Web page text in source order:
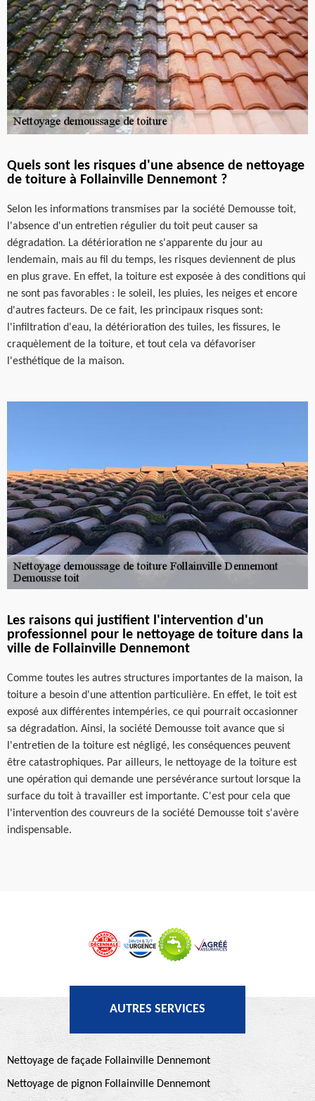
Quels sont les risques d'une absence de nettoyage
de toiture à Follainville Dennemont ?
Selon les informations transmises par la société Demousse toit,
l'absence d'un entretien régulier du toit peut causer sa
dégradation. La détérioration ne s'apparente du jour au
lendemain, mais au fil du temps, les risques deviennent de plus
en plus grave. En effet, la toiture est exposée à des conditions qui
ne sont pas favorables : le soleil, les pluies, les neiges et encore
d'autres facteurs. De ce fait, les principaux risques sont:
l'infiltration d'eau, la détérioration des tuiles, les fissures, le
craquèlement de la toiture, et tout cela va défavoriser
l'esthétique de la maison.
Les raisons qui justifient l'intervention d'un
professionnel pour le nettoyage de toiture dans la
ville de Follainville Dennemont
Comme toutes les autres structures importantes de la maison, la
toiture a besoin d'une attention particulière. En effet, le toit est
exposé aux différentes intempéries, ce qui pourrait occasionner
sa dégradation. Ainsi, la société Demousse toit avance que si
l'entretien de la toiture est négligé, les conséquences peuvent
être catastrophiques. Par ailleurs, le nettoyage de la toiture est
une opération qui demande une persévérance surtout lorsque la
surface du toit à travailler est importante. C'est pour cela que
l'intervention des couvreurs de la société Demousse toit s'avère
indispensable.
AUTRES SERVICES
Nettoyage de façade Follainville Dennemont
Nettoyage de pignon Follainville Dennemont